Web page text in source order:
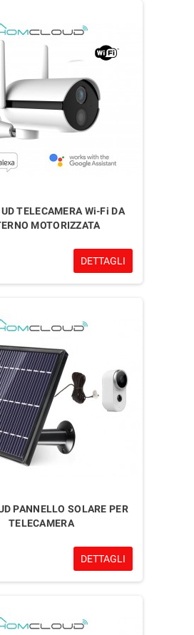
TELECAMERA Wi-Fi DA
MOTORIZZATA
DETTAGLI
PANNELLO SOLARE PER
TELECAMERA
DETTAGLI